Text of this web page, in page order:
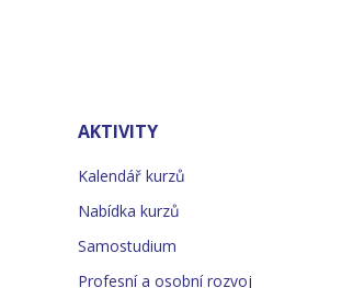
AKTIVITY
Kalendář kurzů
Nabídka kurzů
Samostudium
Profesní a osobní rozvoj